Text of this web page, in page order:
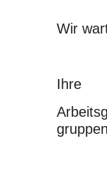
Wir
Ihre
gruppen